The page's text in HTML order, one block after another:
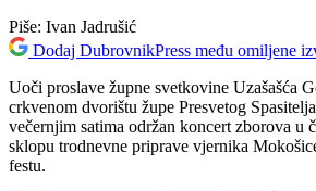
Piše: Ivan Jadrušić
Dodaj DubrovnikPress među omiljene
Uoči proslave župne svetkovine Uzašašća
crkvenom dvorištu župe Presvetog
večernjim satima održan koncert zborova u
sklopu trodnevne priprave vjernika
festu.